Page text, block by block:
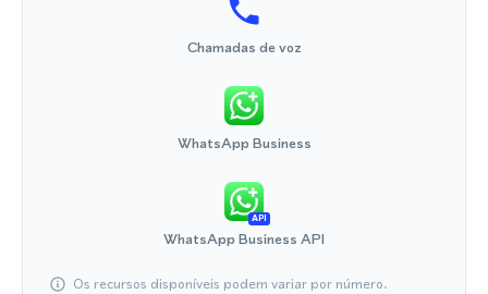
Chamadas de voz
WhatsApp Business
API
WhatsApp Business API
Os recursos disponíveis podem variar por número.